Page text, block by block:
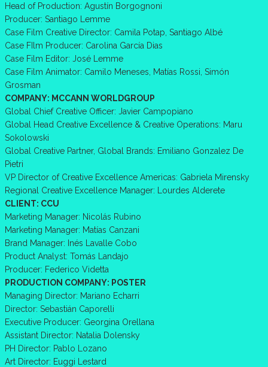
Head of Production: Agustín Borgognoni
Producer: Santiago Lemme
Case Film Creative Director: Camila Potap, Santiago Albé
Case FIlm Producer: Carolina García Dias
Case Film Editor: José Lemme
Case Film Animator: Camilo Meneses, Matías Rossi, Simón
Grosman
COMPANY: MCCANN WORLDGROUP
Global Chief Creative Officer: Javier Campopiano
Global Head Creative Excellence & Creative Operations: Maru
Sokolowski
Global Creative Partner, Global Brands: Emiliano Gonzalez De
Pietri
VP Director of Creative Excellence Americas: Gabriela Mirensky
Regional Creative Excellence Manager: Lourdes Alderete
CLIENT: CCU
Marketing Manager: Nicolás Rubino
Marketing Manager: Matías Canzani
Brand Manager: Inés Lavalle Cobo
Product Analyst: Tomás Landajo
Producer: Federico Videtta
PRODUCTION COMPANY: POSTER
Managing Director: Mariano Echarri
Director: Sebastián Caporelli
Executive Producer: Georgina Orellana
Assistant Director: Natalia Dolensky
PH Director: Pablo Lozano
Art Director: Euggi Lestard